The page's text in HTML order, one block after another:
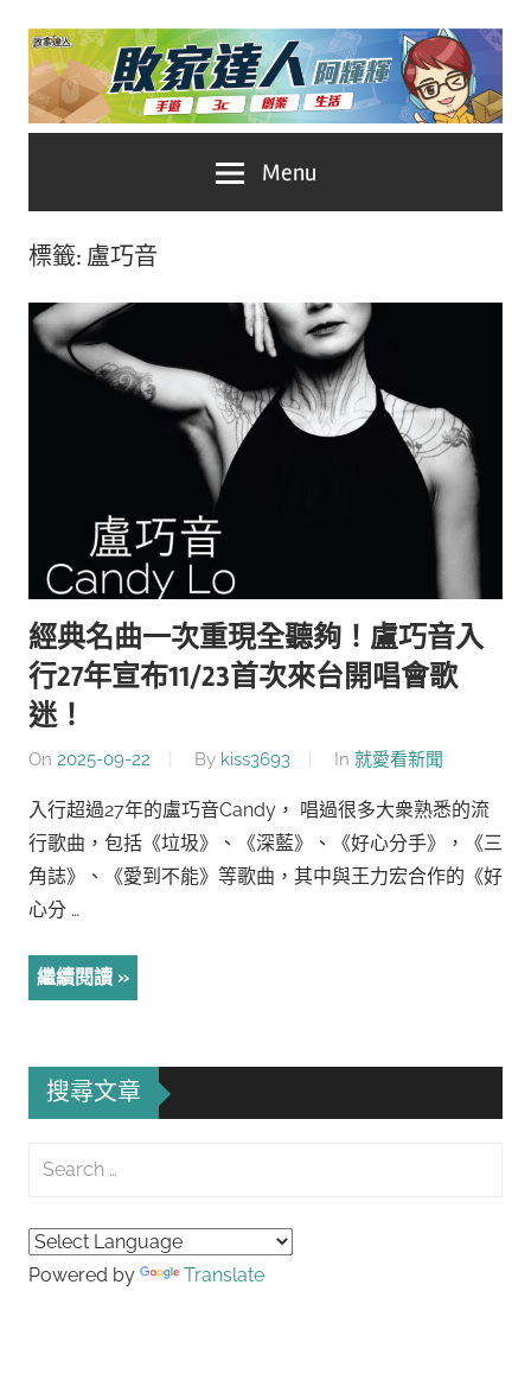
Skip
content
家
人
No.1
遊
戲
科
技
Menu
標籤: 盧巧音
經典名曲一次重現全聽夠！盧巧音入
行27年宣布11/23首次來台開唱會歌
迷！
On 2025-09-22 By kiss3693 In 就愛看新聞
入行超過27年的盧巧音Candy， 唱過很多大衆熟悉的流
行歌曲，包括《垃圾》、《深藍》、《好心分手》，《三
角誌》、《愛到不能》等歌曲，其中與王力宏合作的《好
心分 …
繼續閱讀
搜尋文章
Search
Powered by Translate